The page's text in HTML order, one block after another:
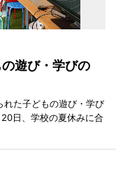
遊び・学びの
れた子どもの遊び・学び
日、学校の夏休みに合